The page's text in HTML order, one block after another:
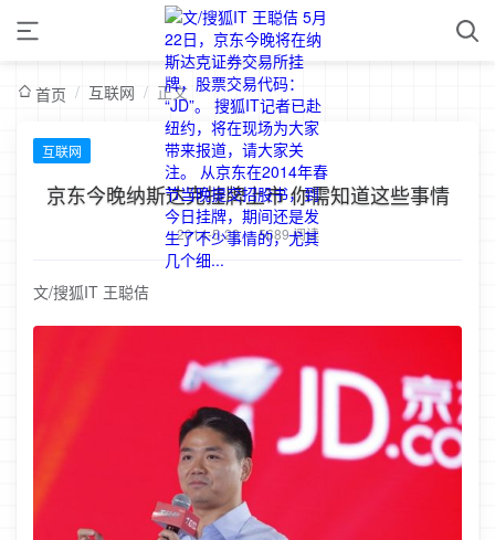
首页 / 互联网 / 正文
互联网
京东今晚纳斯达克挂牌上市 你需知道这些事情
2014-5-22 / 5689 阅读
文/搜狐IT 王聪佶